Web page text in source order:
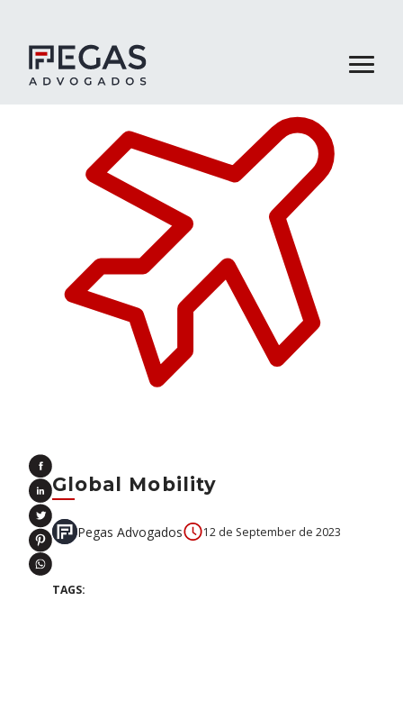
Business Areas
Publications
Global Mobility
Pegas Advogados 12 de September de 2023
TAGS: